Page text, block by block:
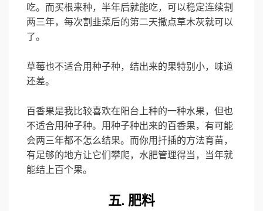
吃。而买根来种，半年后就能吃，可以稳定连续割
两三年，每次割韭菜后的第二天撒点草木灰就可以
了。
草莓也不适合用种子种，结出来的果特别小，味道
还差。
百香果是我比较喜欢在阳台上种的一种水果，但也
不适合用种子种。用种子种出来的百香果，有可能
会两三年都不怎么结果。而你用扦插的方法育苗，
有足够的地方让它们攀爬，水肥管理得当，当年就
能结上百个果。
五. 肥料